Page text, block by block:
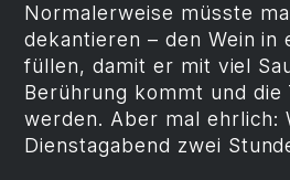
Normalerweise müsste
dekantieren – den Wein in
füllen, damit er mit viel
Berührung kommt und die
werden. Aber mal ehrlich:
Dienstagabend zwei